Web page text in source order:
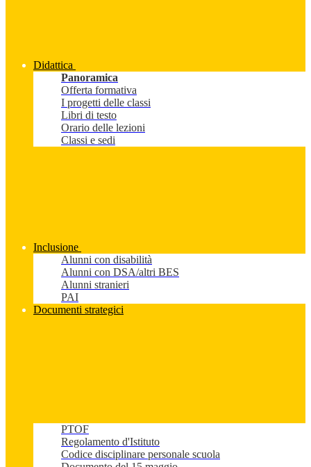
Didattica
Panoramica
Offerta formativa
I progetti delle classi
Libri di testo
Orario delle lezioni
Classi e sedi
Inclusione
Alunni con disabilità
Alunni con DSA/altri BES
Alunni stranieri
PAI
Documenti strategici
PTOF
Regolamento d'Istituto
Codice disciplinare personale scuola